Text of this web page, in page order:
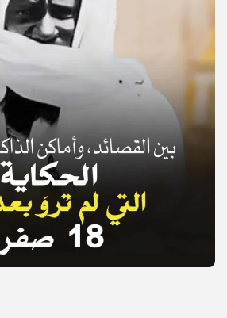
© Copyright 2025, APS